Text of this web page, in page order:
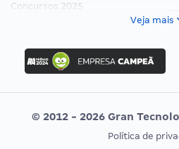
Concursos 2025
Concurso Ibama
Concurso MPU
Editais publicados
CONCURSOS POR PROFISSÃO
Veja mais
© 2012 - 2026 Gran
Política de